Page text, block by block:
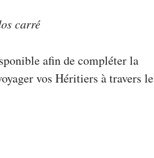
carré
afin de compléter la
vos Héritiers à travers le